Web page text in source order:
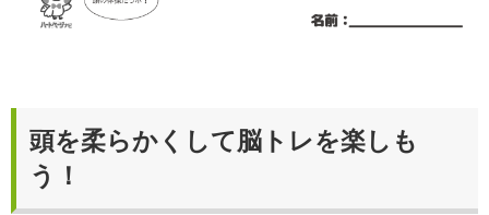
頭を柔らかくして脳トレを楽しも
う！